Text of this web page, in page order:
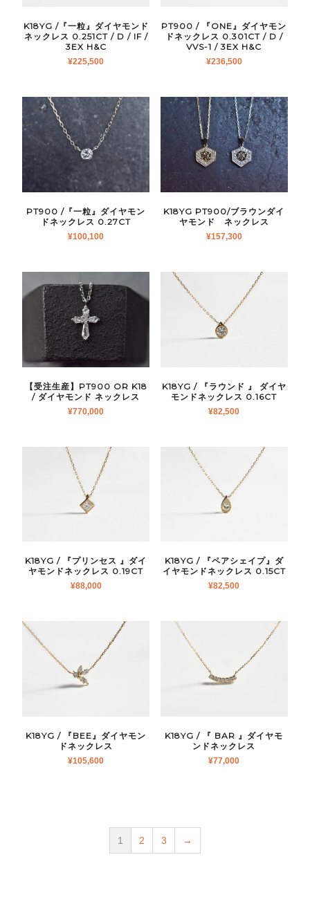
K18YG /『一粒』ダイヤモンド
ネックレス 0.251CT / D / IF /
3EX H&C
¥225,500
PT900 / 『ONE』ダイヤモン
ドネックレス 0.301CT / D /
VVS-1 / 3EX H&C
¥236,500
PT900 /『一粒』ダイヤモン
ドネックレス 0.27CT
¥100,100
K18YG PT900/ブラウンダイ
ヤモンド ネックレス
¥157,300
【受注生産】PT900 OR K18
/ ダイヤモンド ネックレス
¥770,000
K18YG / 『ラウンド 』 ダイヤ
モンドネックレス 0.16CT
¥82,500
K18YG / 『プリンセス 』ダイ
ヤモンドネックレス 0.19CT
¥88,000
K18YG / 『ペアシェイプ』ダ
イヤモンドネックレス 0.15CT
¥82,500
K18YG / 『BEE』ダイヤモン
ドネックレス
¥105,600
K18YG / 『 BAR 』ダイヤモ
ンドネックレス
¥77,000
1 2 3 →